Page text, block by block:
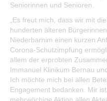
Seniorinnen und Senioren.
„Es freut mich, dass wir mit
hunderten älteren
Niederbarnim einen kurzen
Corona-Schutzimpfung
allem der erprobten
Immanuel Klinikum Bernau
Ich möchte mich bei allen
Engagement bedanken. Mir
mehrwöchige Aktion allen